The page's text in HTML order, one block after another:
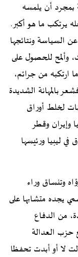
بمجرد أن يلمسه
يرتكب ما هو أكبر.
السياسة ونتائجها
وألمح للحصول على
ارتكبه من جرائم،
بالمهانة الشديدة
لخلط أوراق
وإيران وقطر
ليبيا ورئيسها
وتنساق وراء
يجده متشابها على
من الدفاع
حزب العدالة
لا أو أبدت تحفظا